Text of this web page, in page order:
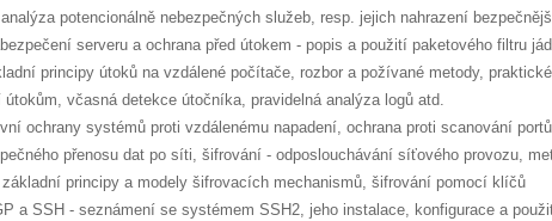
potencionálně nebezpečných služeb, resp. jejich nahrazení
serveru a ochrana před útokem - popis a použití paketového filtru
principy útoků na vzdálené počítače, rozbor a požívané metody,
útokům, včasná detekce útočníka, pravidelná analýza logů atd.
ochrany systémů proti vzdálenému napadení, ochrana proti scanování
přenosu dat po síti, šifrování - odposlouchávání síťového provozu,
principy a modely šifrovacích mechanismů, šifrování pomocí klíčů
a SSH - seznámení se systémem SSH2, jeho instalace, konfigurace a